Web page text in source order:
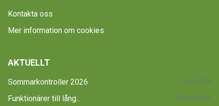
Kontakta oss
Mer information om cookies
AKTUELLT
Sommarkontroller 2026 22 jun 2026
Funktionärer till lång... 28 maj 2026